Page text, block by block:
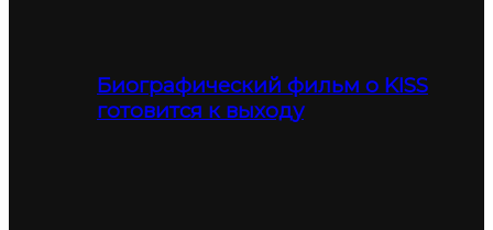
Биографический фильм о KISS
готовится к выходу